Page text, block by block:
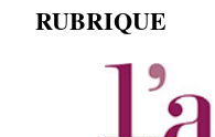
RUBRIQUE